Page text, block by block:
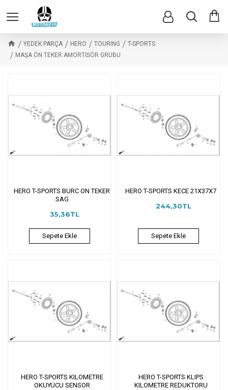
YEDEK PARÇA HERO TOURING
T-SPORTS
MAŞA ÖN TEKER AMORTİSÖR GRUBU
HERO T-SPORTS BURC ON TEKER
SAG
35,36TL
Sepete Ekle
HERO T-SPORTS KECE 21X37X7
244,30TL
Sepete Ekle
HERO T-SPORTS KILOMETRE
OKUYUCU SENSOR
HERO T-SPORTS KLIPS
KILOMETRE REDUKTORU